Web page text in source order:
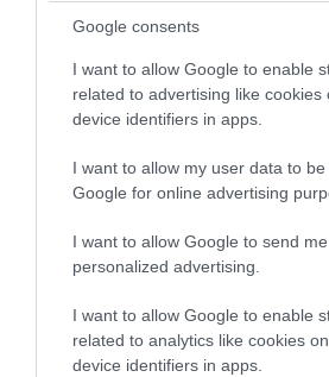
Google consents
I want to allow Google to enable
related to advertising like cookies
device identifiers in apps.
I want to allow my user data to
Google for online advertising
I want to allow Google to send me
personalized advertising.
I want to allow Google to enable
related to analytics like cookies
device identifiers in apps.
Ελλάδα και τον Κόσμο
ΕΠΙΣΤΗΜΟΝΕΣ ΜΗΛΟ
ΟΛΑ ΤΑ ΝΕΑ ΤΟΥ
GOOGLE NEWS
Σχετικά άρθρα:
➤ Η Γη «ψήνεται» περισσότερο